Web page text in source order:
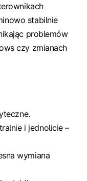
stabilnie
problemów
czy zmianach
i jednolicie –
wymiana